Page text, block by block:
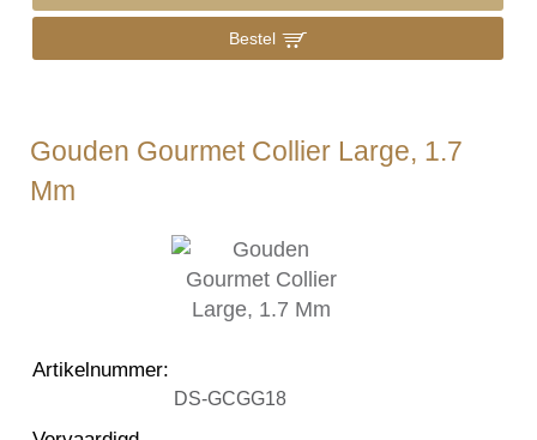
Bestel
Gouden Gourmet Collier Large, 1.7
Mm
Artikelnummer:
DS-GCGG18